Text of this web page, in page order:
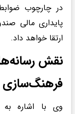
در چارچوب
پایداری مالی
ارتقا خواهد داد.
نقش
وی با اشاره